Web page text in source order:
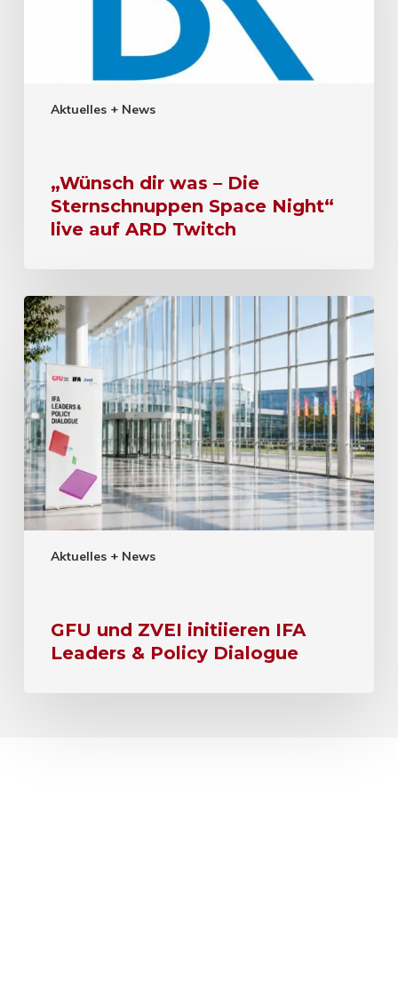
Aktuelles + News
„Wünsch dir was – Die
Sternschnuppen Space Night“
live auf ARD Twitch
Aktuelles + News
GFU und ZVEI initiieren IFA
Leaders & Policy Dialogue